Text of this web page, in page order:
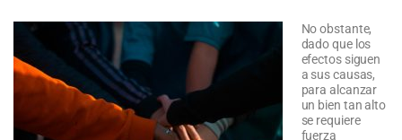
No obstante,
dado que los
efectos siguen
a sus causas,
para alcanzar
un bien tan alto
se requiere
fuerza